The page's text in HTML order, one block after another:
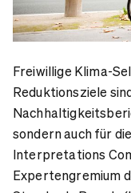
Freiwillige Klima-
Reduktionsziele
sondern auch für
Interpretations
Expertengremium